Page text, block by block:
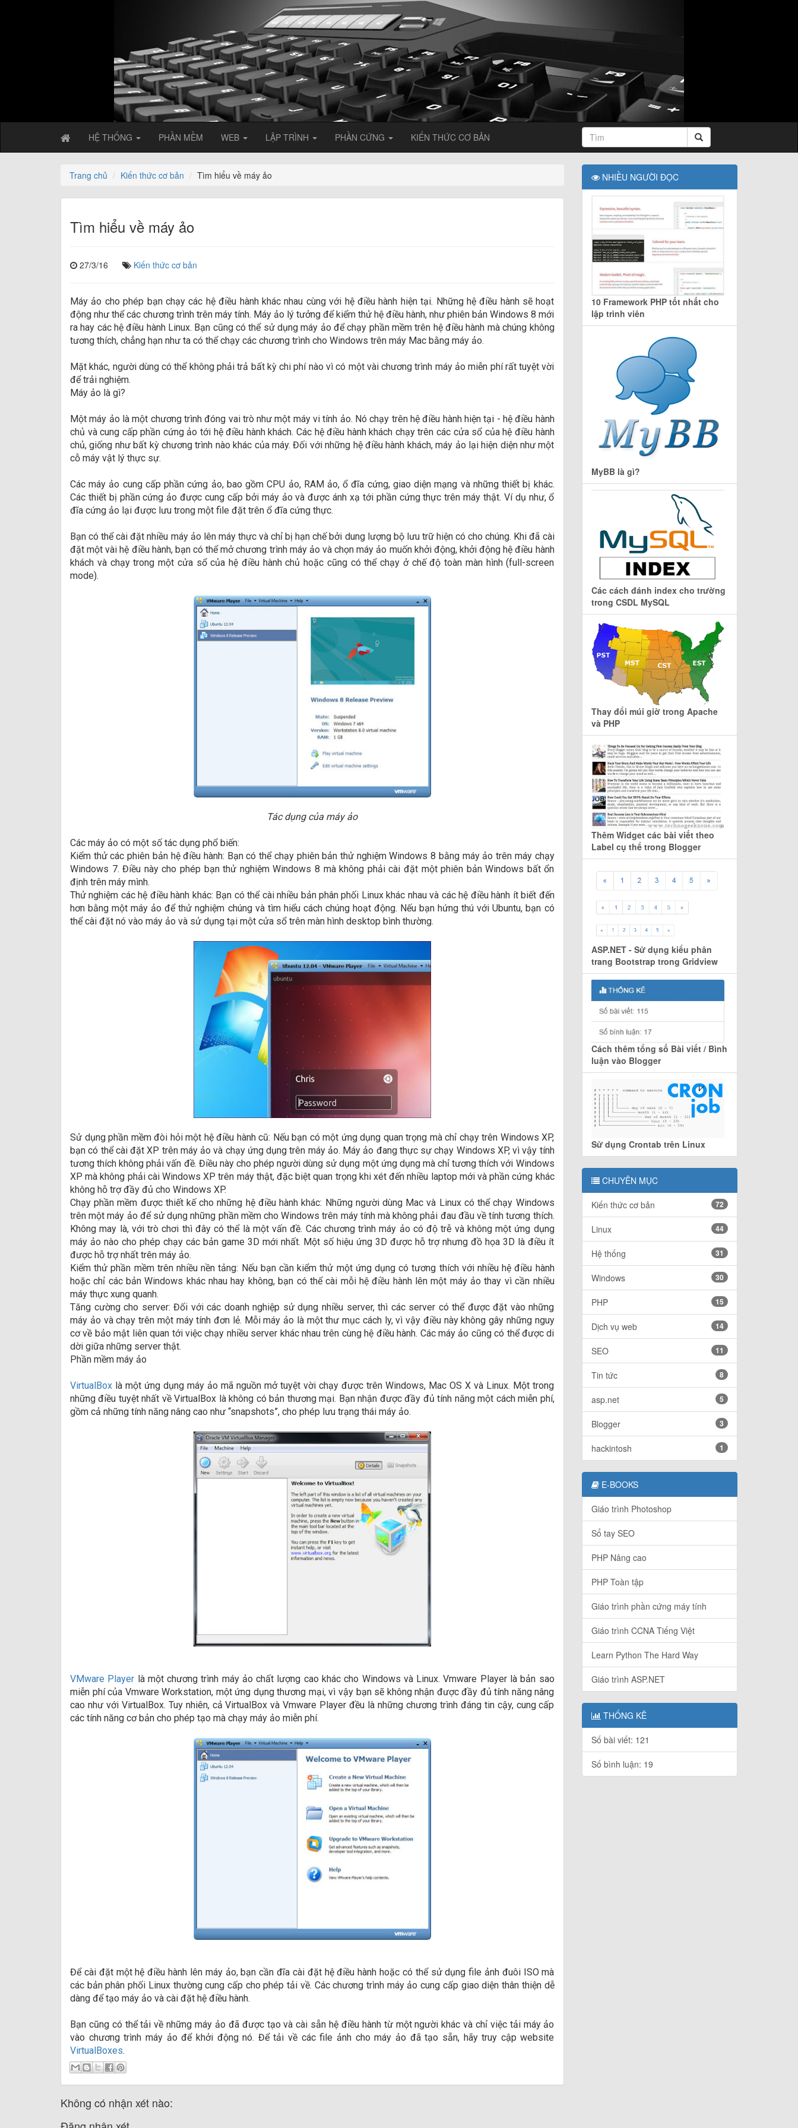
HỆ THỐNG PHẦN MỀM WEB LẬP TRÌNH PHẦN CỨNG KIẾN THỨC CƠ BẢN
Trang chủ Kiến thức cơ bản Tìm hiểu về máy ảo
Tìm hiểu về máy ảo
27/3/16 Kiến thức cơ bản
Máy ảo cho phép bạn chạy các hệ điều hành khác nhau cùng với hệ điều hành hiện tại. Những hệ điều hành sẽ hoạt
động như thể các chương trình trên máy tính. Máy ảo lý tưởng để kiểm thử hệ điều hành, như phiên bản Windows 8 mới
ra hay các hệ điều hành Linux. Bạn cũng có thể sử dụng máy ảo để chạy phần mềm trên hệ điều hành mà chúng không
tương thích, chẳng hạn như ta có thể chạy các chương trình cho Windows trên máy Mac bằng máy ảo.
Mặt khác, người dùng có thể không phải trả bất kỳ chi phí nào vì có một vài chương trình máy ảo miễn phí rất tuyệt vời
để trải nghiệm.
Máy ảo là gì?
Một máy ảo là một chương trình đóng vai trò như một máy vi tính ảo. Nó chạy trên hệ điều hành hiện tại - hệ điều hành
chủ và cung cấp phần cứng ảo tới hệ điều hành khách. Các hệ điều hành khách chạy trên các cửa sổ của hệ điều hành
chủ, giống như bất kỳ chương trình nào khác của máy. Đối với những hệ điều hành khách, máy ảo lại hiện diện như một
cỗ máy vật lý thực sự.
Các máy ảo cung cấp phần cứng ảo, bao gồm CPU ảo, RAM ảo, ổ đĩa cứng, giao diện mạng và những thiết bị khác.
Các thiết bị phần cứng ảo được cung cấp bởi máy ảo và được ánh xạ tới phần cứng thực trên máy thật. Ví dụ như, ổ
đĩa cứng ảo lại được lưu trong một file đặt trên ổ đĩa cứng thực.
Bạn có thể cài đặt nhiều máy ảo lên máy thực và chỉ bị hạn chế bởi dung lượng bộ lưu trữ hiện có cho chúng. Khi đã cài
đặt một vài hệ điều hành, bạn có thể mở chương trình máy ảo và chọn máy ảo muốn khởi động, khởi động hệ điều hành
khách và chạy trong một cửa sổ của hệ điều hành chủ hoặc cũng có thể chạy ở chế độ toàn màn hình (full-screen
mode).
Tác dụng của máy ảo
Các máy ảo có một số tác dụng phổ biến:
Kiểm thử các phiên bản hệ điều hành: Bạn có thể chạy phiên bản thử nghiệm Windows 8 bằng máy ảo trên máy chạy
Windows 7. Điều này cho phép bạn thử nghiệm Windows 8 mà không phải cài đặt một phiên bản Windows bất ổn
định trên máy mình.
Thử nghiệm các hệ điều hành khác: Bạn có thể cài nhiều bản phân phối Linux khác nhau và các hệ điều hành ít biết đến
hơn bằng một máy ảo để thử nghiệm chúng và tìm hiểu cách chúng hoạt động. Nếu bạn hứng thú với Ubuntu, bạn có
thể cài đặt nó vào máy ảo và sử dụng tại một cửa sổ trên màn hình desktop bình thường.
Sử dụng phần mềm đòi hỏi một hệ điều hành cũ: Nếu bạn có một ứng dụng quan trọng mà chỉ chạy trên Windows XP,
bạn có thể cài đặt XP trên máy ảo và chạy ứng dụng trên máy ảo. Máy ảo đang thực sự chạy Windows XP, vì vậy tính
tương thích không phải vấn đề. Điều này cho phép người dùng sử dụng một ứng dụng mà chỉ tương thích với Windows
XP mà không phải cài Windows XP trên máy thật, đặc biệt quan trọng khi xét đến nhiều laptop mới và phần cứng khác
không hỗ trợ đầy đủ cho Windows XP.
Chạy phần mềm được thiết kế cho những hệ điều hành khác: Những người dùng Mac và Linux có thể chạy Windows
trên một máy ảo để sử dụng những phần mềm cho Windows trên máy tính mà không phải đau đầu về tính tương thích.
Không may là, với trò chơi thì đây có thể là một vấn đề. Các chương trình máy ảo có độ trễ và không một ứng dụng
máy ảo nào cho phép chạy các bản game 3D mới nhất. Một số hiệu ứng 3D được hỗ trợ nhưng đồ họa 3D là điều ít
được hỗ trợ nhất trên máy ảo.
Kiểm thử phần mềm trên nhiều nền tảng: Nếu bạn cần kiểm thử một ứng dụng có tương thích với nhiều hệ điều hành
hoặc chỉ các bản Windows khác nhau hay không, bạn có thể cài mỗi hệ điều hành lên một máy ảo thay vì cần nhiều
máy thực xung quanh.
Tăng cường cho server: Đối với các doanh nghiệp sử dụng nhiều server, thì các server có thể được đặt vào những
máy ảo và chạy trên một máy tính đơn lẻ. Mỗi máy ảo là một thư mục cách ly, vì vậy điều này không gây những nguy
cơ về bảo mật liên quan tới việc chạy nhiều server khác nhau trên cùng hệ điều hành. Các máy ảo cũng có thể được di
dời giữa những server thật.
Phần mềm máy ảo
VirtualBox là một ứng dụng máy ảo mã nguồn mở tuyệt vời chạy được trên Windows, Mac OS X và Linux. Một trong
những điều tuyệt nhất về VirtualBox là không có bản thương mại. Bạn nhận được đầy đủ tính năng một cách miễn phí,
gồm cả những tính năng nâng cao như “snapshots”, cho phép lưu trạng thái máy ảo.
VMware Player là một chương trình máy ảo chất lượng cao khác cho Windows và Linux. Vmware Player là bản sao
miễn phí của Vmware Workstation, một ứng dụng thương mại, vì vậy bạn sẽ không nhận được đầy đủ tính năng nâng
cao như với VirtualBox. Tuy nhiên, cả VirtualBox và Vmware Player đều là những chương trình đáng tin cậy, cung cấp
các tính năng cơ bản cho phép tạo mà chạy máy ảo miễn phí.
Để cài đặt một hệ điều hành lên máy ảo, bạn cần đĩa cài đặt hệ điều hành hoặc có thể sử dụng file ảnh đuôi ISO mà
các bản phân phối Linux thường cung cấp cho phép tải về. Các chương trình máy ảo cung cấp giao diện thân thiện dễ
dàng để tạo máy ảo và cài đặt hệ điều hành.
Bạn cũng có thể tải về những máy ảo đã được tạo và cài sẵn hệ điều hành từ một người khác và chỉ việc tải máy ảo
vào chương trình máy ảo để khởi động nó. Để tải về các file ảnh cho máy ảo đã tạo sẵn, hãy truy cập website
VirtualBoxes.
Không có nhận xét nào:
NHIỀU NGƯỜI ĐỌC
10 Framework PHP tốt nhất cho
lập trình viên
MyBB là gì?
Các cách đánh index cho trường
trong CSDL MySQL
Thay đổi múi giờ trong Apache
và PHP
Thêm Widget các bài viết theo
Label cụ thể trong Blogger
ASP.NET - Sử dụng kiểu phân
trang Bootstrap trong Gridview
Cách thêm tổng số Bài viết / Bình
luận vào Blogger
Sử dụng Crontab trên Linux
CHUYÊN MỤC
Kiến thức cơ bản 72
Linux 44
Hệ thống 31
Windows 30
PHP 15
Dịch vụ web 14
SEO 11
Tin tức 8
asp.net 5
Blogger 3
hackintosh 1
E-BOOKS
Giáo trình Photoshop
Sổ tay SEO
PHP Nâng cao
PHP Toàn tập
Giáo trình phần cứng máy tính
Giáo trình CCNA Tiếng Việt
Learn Python The Hard Way
Giáo trình ASP.NET
THỐNG KÊ
Số bài viết: 121
Số bình luận: 19